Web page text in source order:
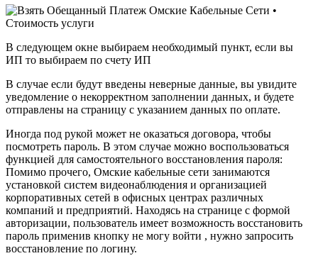
В следующем окне выбираем необходимый пункт, если вы
ИП то выбираем по счету ИП
В случае если будут введены неверные данные, вы увидите
уведомление о некорректном заполнении данных, и будете
отправлены на страницу с указанием данных по оплате.
Иногда под рукой может не оказаться договора, чтобы
посмотреть пароль. В этом случае можно воспользоваться
функцией для самостоятельного восстановления пароля:
Помимо прочего, Омские кабельные сети занимаются
установкой систем видеонаблюдения и организацией
корпоративных сетей в офисных центрах различных
компаний и предприятий. Находясь на странице с формой
авторизации, пользователь имеет возможность восстановить
пароль применив кнопку не могу войти , нужно запросить
восстановление по логину.